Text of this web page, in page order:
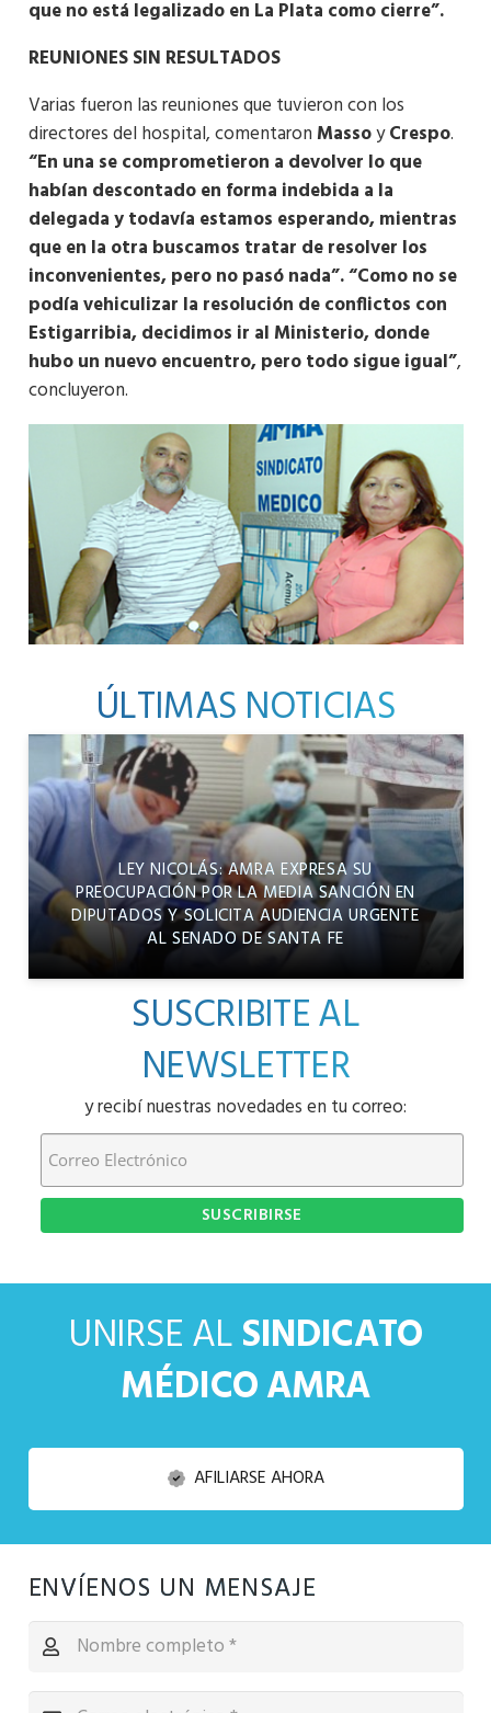
que no está legalizado en La Plata como cierre”.
REUNIONES SIN RESULTADOS
Varias fueron las reuniones que tuvieron con los
directores del hospital, comentaron MassoyCrespo.
“En una se comprometieron a devolver lo que
habían descontado en forma indebida a la
delegada y todavía estamos esperando, mientras
que en la otra buscamos tratar de resolver los
inconvenientes, pero no pasó nada”. “Como no se
podía vehiculizar la resolución de conflictos con
Estigarribia, decidimos ir al Ministerio, donde
hubo un nuevo encuentro, pero todo sigue igual”,
concluyeron.
ÚLTIMAS NOTICIAS
LEY NICOLÁS: AMRA EXPRESA SU
PREOCUPACIÓN POR LA MEDIA SANCIÓN EN
DIPUTADOS Y SOLICITA AUDIENCIA URGENTE
AL SENADO DE SANTA FE
SUSCRIBITE AL
NEWSLETTER
y recibí nuestras novedades en tu correo:
UNIRSE ALSINDICATO
MÉDICO AMRA
AFILIARSE AHORA
ENVÍENOS UN MENSAJE